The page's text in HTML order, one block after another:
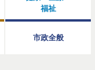
福祉
市政全般